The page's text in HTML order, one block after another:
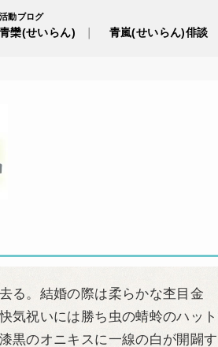
活動ブログ
青欒(せいらん) 青嵐(せいらん)俳談
る。結婚の際は柔らかな杢目金
気祝いには勝ち虫の蜻蛉のハット
黒のオニキスに一線の白が開闢す